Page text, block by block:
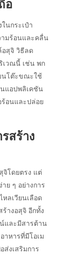
อ
นกระเป๋า
ามร้อนและคลื่น
อสุจิ วิธีลด
เวณนี้ เช่น พก
นโต๊ะขณะใช้
นแอปพลิเคชัน
ร้อนและปล่อย
สร้าง
จิโดยตรง แต่
ย ๆ อย่างการ
ลเวียนเลือด
างอสุจิ อีกทั้ง
และมีสารต้าน
าหารที่มีโอเม
ส่งเสริมการ